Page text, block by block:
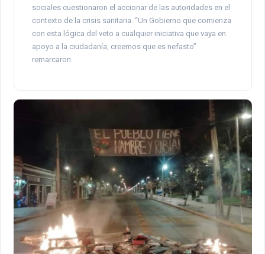
sociales cuestionaron el accionar de las autoridades en el
contexto de la crisis sanitaria. “Un Gobierno que comienza
con esta lógica del veto a cualquier iniciativa que vaya en
apoyo a la ciudadanía, creemos que es nefasto”
remarcaron.